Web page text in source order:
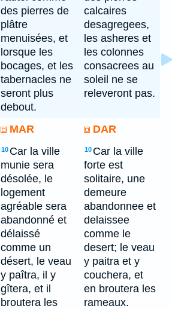
des pierres de
plâtre
menuisées, et
lorsque les
bocages, et les
tabernacles ne
seront plus
debout.
calcaires
desagregees,
les asheres et
les colonnes
consacrees au
soleil ne se
releveront pas.
MAR DAR
10 Car la ville
munie sera
désolée, le
logement
agréable sera
abandonné et
délaissé
comme un
désert, le veau
y paîtra, il y
gîtera, et il
broutera les
10 Car la ville
forte est
solitaire, une
demeure
abandonnee et
delaissee
comme le
desert; le veau
y paitra et y
couchera, et
en broutera les
rameaux.